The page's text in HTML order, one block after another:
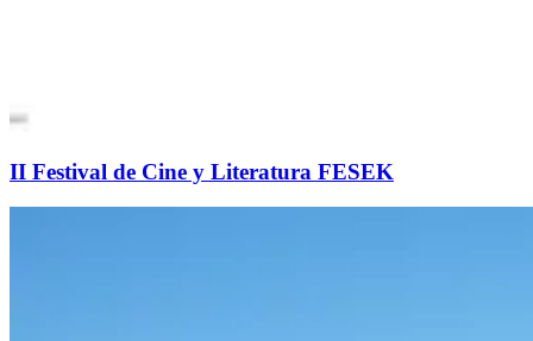
II Festival de Cine y Literatura FESEK